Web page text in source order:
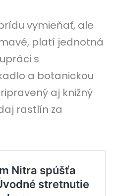
vymieňať, ale
platí jednotná
s
a botanickou
aj knižný
rastlín za